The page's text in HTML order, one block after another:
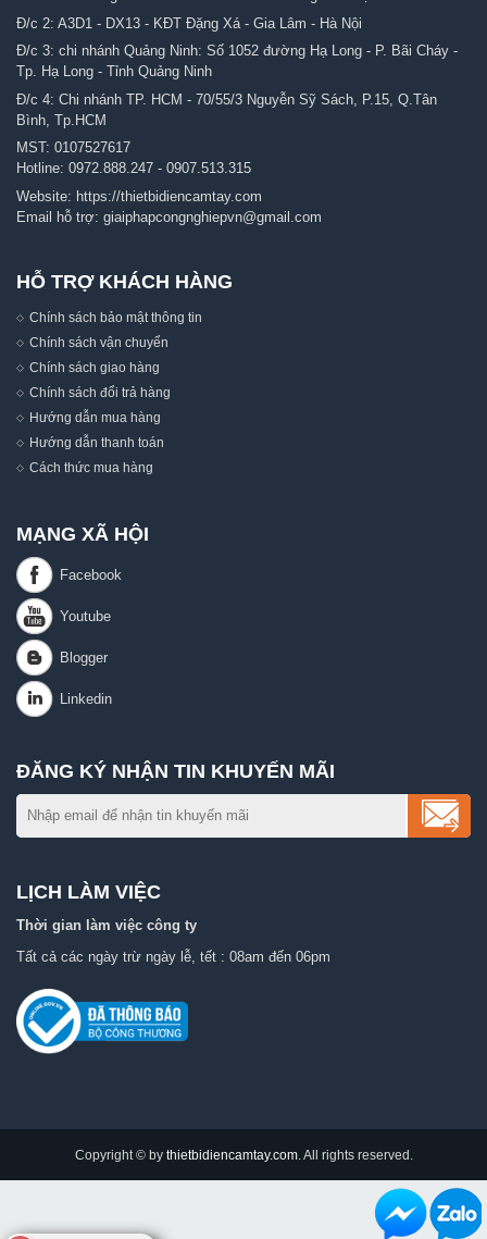
Đ/c 2: A3D1 - DX13 - KĐT Đặng Xá - Gia Lâm - Hà Nội
Đ/c 3: chi nhánh Quảng Ninh: Số 1052 đường Hạ Long - P. Bãi Cháy -
Tp. Hạ Long - Tỉnh Quảng Ninh
Đ/c 4: Chi nhánh TP. HCM - 70/55/3 Nguyễn Sỹ Sách, P.15, Q.Tân
Bình, Tp.HCM
MST: 0107527617
Hotline: 0972.888.247 - 0907.513.315
Website: https://thietbidiencamtay.com
Email hỗ trợ: giaiphapcongnghiepvn@gmail.com
HỖ TRỢ KHÁCH HÀNG
Chính sách bảo mật thông tin
Chính sách vận chuyển
Chính sách giao hàng
Chính sách đổi trả hàng
Hướng dẫn mua hàng
Hướng dẫn thanh toán
Cách thức mua hàng
MẠNG XÃ HỘI
ĐĂNG KÝ NHẬN TIN KHUYẾN MÃI
LỊCH LÀM VIỆC
Thời gian làm việc công ty
Tất cả các ngày trừ ngày lễ, tết : 08am đến 06pm
Copyright © by thietbidiencamtay.com. All rights reserved.